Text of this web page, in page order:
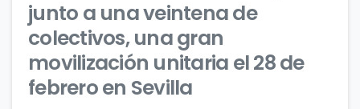
junto a una veintena de
colectivos, una gran
movilización unitaria el 28 de
febrero en Sevilla